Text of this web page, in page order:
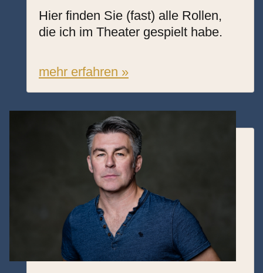
Hier finden Sie (fast) alle Rollen,
die ich im Theater gespielt habe.
mehr erfahren »